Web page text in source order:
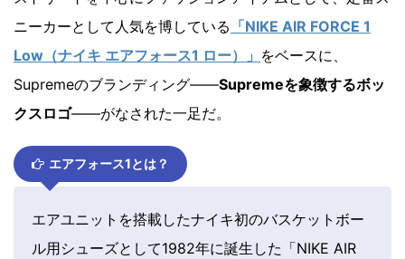
ニーカーとして人気を博している 「NIKE AIR FORCE 1
Low（ナイキ エアフォース1 ロー）」 をベースに、
Supremeのブランディング――Supremeを象徴するボッ
クスロゴ――がなされた一足だ。
エアフォース1とは？
エアユニットを搭載したナイキ初のバスケットボー
ル用シューズとして1982年に誕生した「NIKE AIR